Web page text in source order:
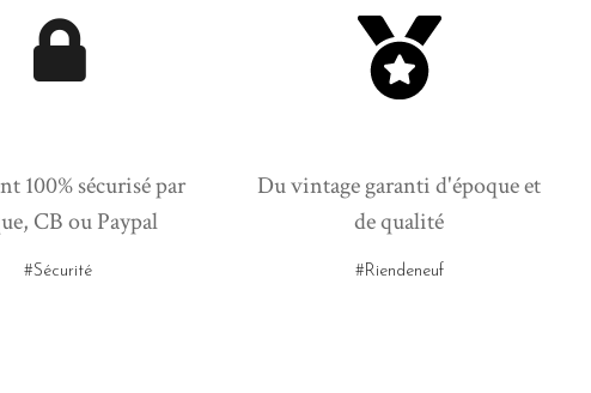
100% sécurisé par
CB ou Paypal
#Sécurité
Du vintage garanti d'époque et
de qualité
#Riendeneuf